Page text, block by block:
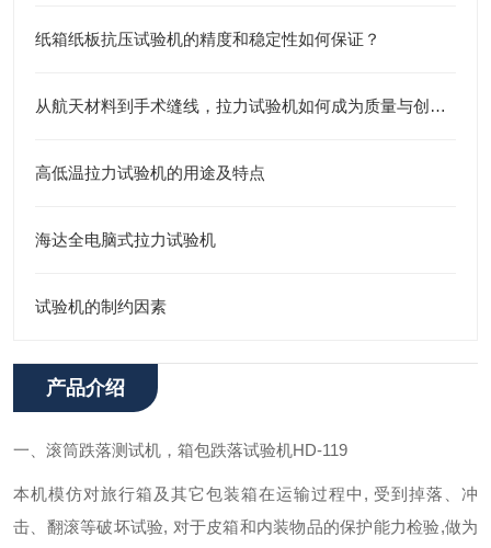
纸箱纸板抗压试验机的精度和稳定性如何保证？
从航天材料到手术缝线，拉力试验机如何成为质量与创新的“隐形裁判”？
高低温拉力试验机的用途及特点
海达全电脑式拉力试验机
试验机的制约因素
产品介绍
一、 滚筒跌落测试机 ，箱包跌落试验机HD-119
本机模仿对旅行箱及其它包装箱在运输过程中, 受到掉落、冲
击、翻滚等破坏试验, 对于皮箱和内装物品的保护能力检验,做为